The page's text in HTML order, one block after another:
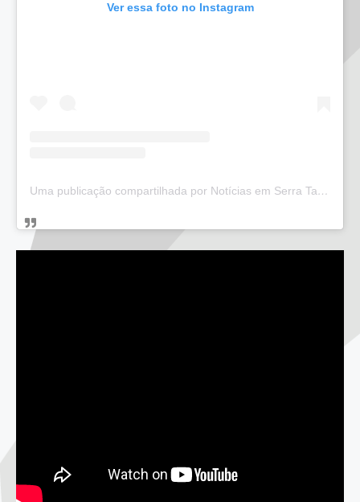
Ver essa foto no Instagram
Uma publicação compartilhada por Notícias em Serra Talhada (@bloglucianarego)